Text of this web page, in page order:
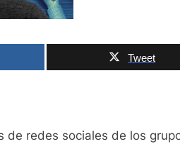
Tweet
de redes sociales de los